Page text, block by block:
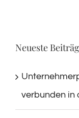
Neueste
verbunden in